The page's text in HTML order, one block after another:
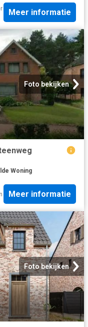
Meer informatie
Foto bekijken
Woning
Meer informatie
Foto bekijken